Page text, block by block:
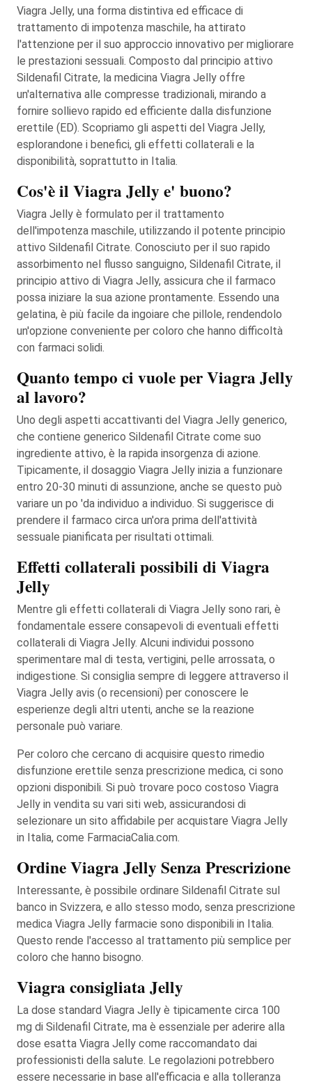
Viagra Jelly, una forma distintiva ed efficace di
trattamento di impotenza maschile, ha attirato
l'attenzione per il suo approccio innovativo per migliorare
le prestazioni sessuali. Composto dal principio attivo
Sildenafil Citrate, la medicina Viagra Jelly offre
un'alternativa alle compresse tradizionali, mirando a
fornire sollievo rapido ed efficiente dalla disfunzione
erettile (ED). Scopriamo gli aspetti del Viagra Jelly,
esplorandone i benefici, gli effetti collaterali e la
disponibilità, soprattutto in Italia.
Cos'è il Viagra Jelly e' buono?
Viagra Jelly è formulato per il trattamento
dell'impotenza maschile, utilizzando il potente principio
attivo Sildenafil Citrate. Conosciuto per il suo rapido
assorbimento nel flusso sanguigno, Sildenafil Citrate, il
principio attivo di Viagra Jelly, assicura che il farmaco
possa iniziare la sua azione prontamente. Essendo una
gelatina, è più facile da ingoiare che pillole, rendendolo
un'opzione conveniente per coloro che hanno difficoltà
con farmaci solidi.
Quanto tempo ci vuole per Viagra Jelly
al lavoro?
Uno degli aspetti accattivanti del Viagra Jelly generico,
che contiene generico Sildenafil Citrate come suo
ingrediente attivo, è la rapida insorgenza di azione.
Tipicamente, il dosaggio Viagra Jelly inizia a funzionare
entro 20-30 minuti di assunzione, anche se questo può
variare un po 'da individuo a individuo. Si suggerisce di
prendere il farmaco circa un'ora prima dell'attività
sessuale pianificata per risultati ottimali.
Effetti collaterali possibili di Viagra
Jelly
Mentre gli effetti collaterali di Viagra Jelly sono rari, è
fondamentale essere consapevoli di eventuali effetti
collaterali di Viagra Jelly. Alcuni individui possono
sperimentare mal di testa, vertigini, pelle arrossata, o
indigestione. Si consiglia sempre di leggere attraverso il
Viagra Jelly avis (o recensioni) per conoscere le
esperienze degli altri utenti, anche se la reazione
personale può variare.
Per coloro che cercano di acquisire questo rimedio
disfunzione erettile senza prescrizione medica, ci sono
opzioni disponibili. Si può trovare poco costoso Viagra
Jelly in vendita su vari siti web, assicurandosi di
selezionare un sito affidabile per acquistare Viagra Jelly
in Italia, come FarmaciaCalia.com.
Ordine Viagra Jelly Senza Prescrizione
Interessante, è possibile ordinare Sildenafil Citrate sul
banco in Svizzera, e allo stesso modo, senza prescrizione
medica Viagra Jelly farmacie sono disponibili in Italia.
Questo rende l'accesso al trattamento più semplice per
coloro che hanno bisogno.
Viagra consigliata Jelly
La dose standard Viagra Jelly è tipicamente circa 100
mg di Sildenafil Citrate, ma è essenziale per aderire alla
dose esatta Viagra Jelly come raccomandato dai
professionisti della salute. Le regolazioni potrebbero
essere necessarie in base all'efficacia e alla tolleranza